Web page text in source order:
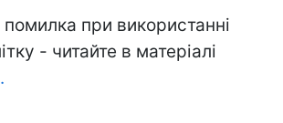
при використанні
- читайте в матеріалі